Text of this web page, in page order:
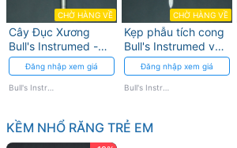
CHỜ HÀNG VỀ
Cây Đục Xương
Bull's Instrumed -
Thép Không Gỉ, Đầu
Đục Sắc
Đăng nhập xem giá
CHỜ HÀNG VỀ
Kẹp phẫu tích cong
Bull's Instrumed với
đầu kẹp sắc bén
Đăng nhập xem giá
Bull's Instrumed
KỀM NHỔ RĂNG TRẺ EM